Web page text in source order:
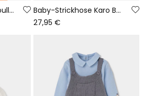
Gestrickter Kapuzenpullover für Babys in Braun mit Streifen
Baby-Strickhose Karo Beige
27,95 €